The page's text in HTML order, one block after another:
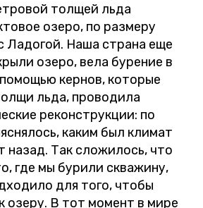
толщей льда
озеро, по размеру
Ладогой. Наша страна еще
озеро, вела бурение в
кернов, которые
льда, проводила
реконструкции: по
каким был климат
назад. Так сложилось, что
где мы бурили скважину,
для того, чтобы
озеру. В тот момент в мире